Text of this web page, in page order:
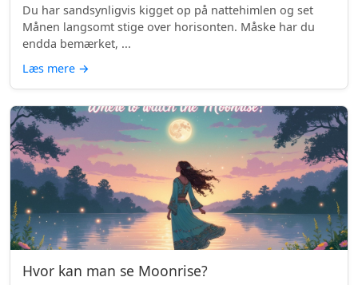
Du har sandsynligvis kigget op på nattehimlen og set
Månen langsomt stige over horisonten. Måske har du
endda bemærket, ...
Læs mere →
Hvor kan man se Moonrise?